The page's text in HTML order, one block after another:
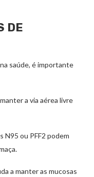
DE
saúde, é importante
a via aérea livre
N95 ou PFF2 podem
a manter as mucosas